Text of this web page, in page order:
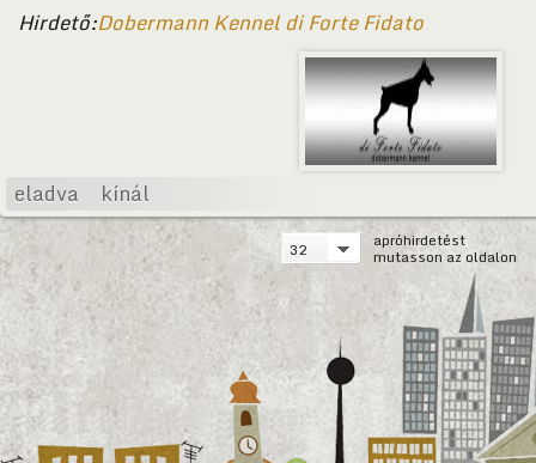
Hirdető:Dobermann Kennel di Forte Fidato
eladva kínál
32 apróhirdetést
mutasson az oldalon